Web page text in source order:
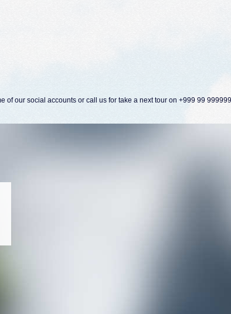
of our social accounts or call us for take a next tour on +999 99 999999